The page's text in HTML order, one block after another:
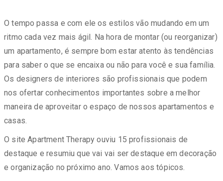
O tempo passa e com ele os estilos vão mudando em um
ritmo cada vez mais ágil. Na hora de montar (ou reorganizar)
um apartamento, é sempre bom estar atento às tendências
para saber o que se encaixa ou não para você e sua família.
Os designers de interiores são profissionais que podem
nos ofertar conhecimentos importantes sobre a melhor
maneira de aproveitar o espaço de nossos apartamentos e
casas.
O site Apartment Therapy ouviu 15 profissionais de
destaque e resumiu que vai vai ser destaque em decoração
e organização no próximo ano. Vamos aos tópicos.